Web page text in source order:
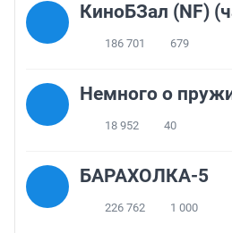
КиноБЗал (NF)
186 701 679
Немного о
18 952 40
БАРАХОЛКА-5
226 762 1 000